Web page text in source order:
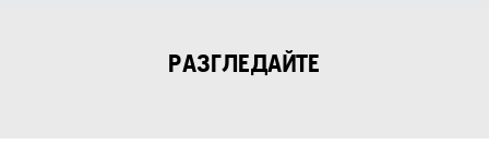
РАЗГЛЕДАЙТЕ